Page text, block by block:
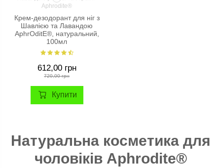
Крем-дезодорант для ніг з
Шавлією та Лавандою
AphrOditE®, натуральний,
100мл
612,00 грн
720,00 грн
Купити
Натуральна косметика для
чоловіків Aphrodite®